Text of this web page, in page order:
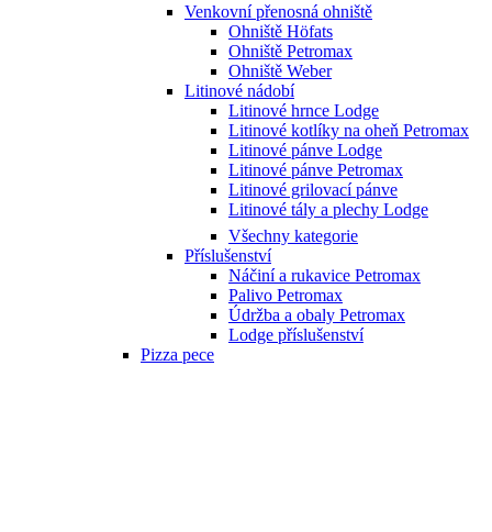
Venkovní přenosná ohniště
Ohniště Höfats
Ohniště Petromax
Ohniště Weber
Litinové nádobí
Litinové hrnce Lodge
Litinové kotlíky na oheň Petromax
Litinové pánve Lodge
Litinové pánve Petromax
Litinové grilovací pánve
Litinové tály a plechy Lodge
Všechny kategorie
Příslušenství
Náčiní a rukavice Petromax
Palivo Petromax
Údržba a obaly Petromax
Lodge příslušenství
Pizza pece